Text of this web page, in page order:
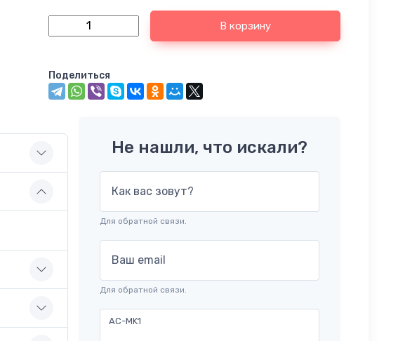
В корзину
Поделиться
Не нашли, что искали?
Как вас зовут?
Для обратной связи.
Ваш email
Для обратной связи.